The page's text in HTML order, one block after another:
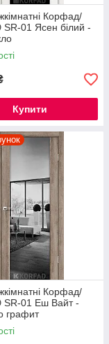
Корфад/
SR-01 Ясен білий -
Купити
Корфад/
SR-01 Еш Вайт -
графит